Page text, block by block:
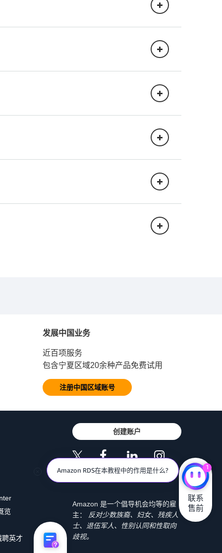
发展中国业务
近百项服务
包含宁夏区域20余种产品免费试用
注册中国区域账号
览
聘英才
创建账户
Amazon 是一个倡导机会均等的雇
主：
反对少数族裔、妇女、残疾人
士、退伍军人、性别认同和性取向
歧视。
Amazon RDS在本教程中的作用是什么? 1
联系
售前